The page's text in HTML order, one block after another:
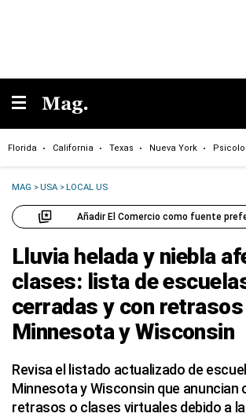
Florida California Texas Nueva York
MAG >USA >LOCAL US
Añadir El Comercio como fuente
Lluvia helada y niebla
clases: lista de
cerradas y con retrasos
Minnesota y Wisconsin
Revisa el listado actualizado de
Minnesota y Wisconsin que anuncian
retrasos o clases virtuales debido a